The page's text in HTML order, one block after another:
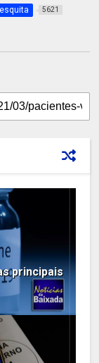
5621
principais